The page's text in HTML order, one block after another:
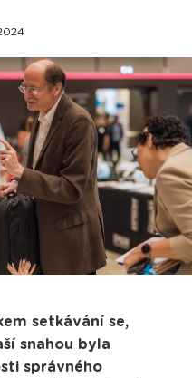
setkávání se,
snahou byla
správného